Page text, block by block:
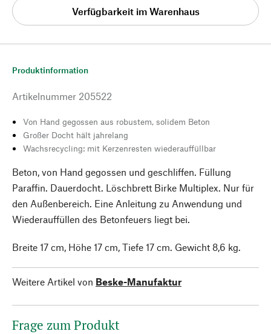
Verfügbarkeit im Warenhaus
Produktinformation
Artikelnummer 205522
Von Hand gegossen aus robustem, solidem Beton
Großer Docht hält jahrelang
Wachsrecycling: mit Kerzenresten wiederauffüllbar
Beton, von Hand gegossen und geschliffen. Füllung
Paraffin. Dauerdocht. Löschbrett Birke Multiplex. Nur für
den Außenbereich. Eine Anleitung zu Anwendung und
Wiederauffüllen des Betonfeuers liegt bei.
Breite 17 cm, Höhe 17 cm, Tiefe 17 cm. Gewicht 8,6 kg.
Weitere Artikel von Beske-Manufaktur
Frage zum Produkt